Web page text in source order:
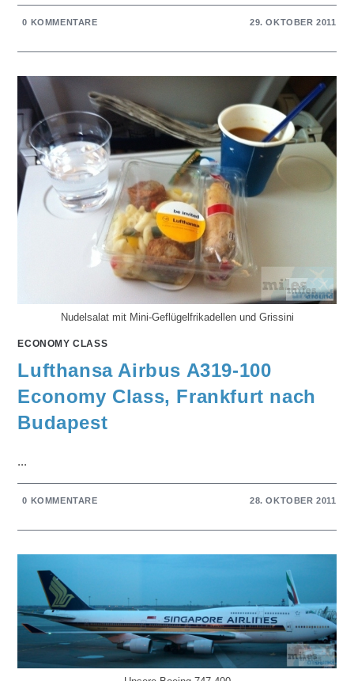
0 KOMMENTARE 29. OKTOBER 2011
Nudelsalat mit Mini-Geflügelfrikadellen und Grissini
ECONOMY CLASS
Lufthansa Airbus A319-100
Economy Class, Frankfurt nach
Budapest
...
0 KOMMENTARE 28. OKTOBER 2011